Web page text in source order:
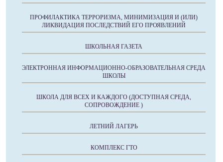
ПРОФИЛАКТИКА ТЕРРОРИЗМА, МИНИМИЗАЦИЯ И (ИЛИ)
ЛИКВИДАЦИЯ ПОСЛЕДСТВИЙ ЕГО ПРОЯВЛЕНИЙ
ШКОЛЬНАЯ ГАЗЕТА
ЭЛЕКТРОННАЯ ИНФОРМАЦИОННО-ОБРАЗОВАТЕЛЬНАЯ СРЕДА
ШКОЛЫ
ШКОЛА ДЛЯ ВСЕХ И КАЖДОГО (ДОСТУПНАЯ СРЕДА,
СОПРОВОЖДЕНИЕ )
ЛЕТНИЙ ЛАГЕРЬ
КОМПЛЕКС ГТО